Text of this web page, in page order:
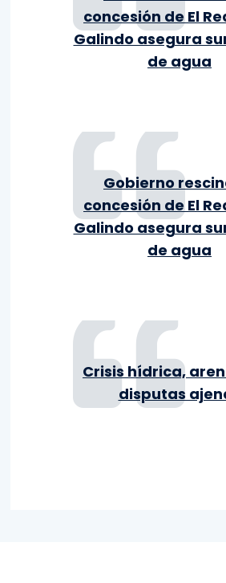
concesión de El
Galindo asegura
de agua
Gobierno
concesión de El
Galindo asegura
de agua
Crisis hídrica,
disputas